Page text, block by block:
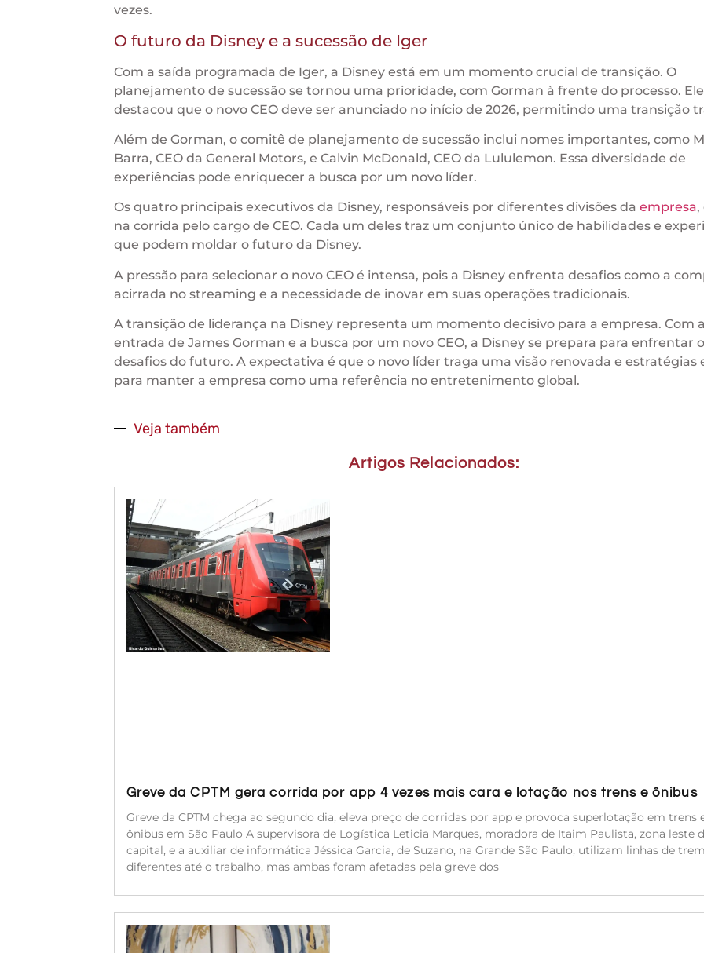
vezes.
O futuro da Disney e a sucessão de Iger
Com a saída programada de Iger, a Disney está em um momento crucial de transição. O
planejamento de sucessão se tornou uma prioridade, com Gorman à frente do processo. Ele
destacou que o novo CEO deve ser anunciado no início de 2026, permitindo uma transição
Além de Gorman, o comitê de planejamento de sucessão inclui nomes importantes, como
Barra, CEO da General Motors, e Calvin McDonald, CEO da Lululemon. Essa diversidade de
experiências pode enriquecer a busca por um novo líder.
Os quatro principais executivos da Disney, responsáveis por diferentes divisões da empresa,
na corrida pelo cargo de CEO. Cada um deles traz um conjunto único de habilidades e
que podem moldar o futuro da Disney.
A pressão para selecionar o novo CEO é intensa, pois a Disney enfrenta desafios como a
acirrada no streaming e a necessidade de inovar em suas operações tradicionais.
A transição de liderança na Disney representa um momento decisivo para a empresa. Com a
entrada de James Gorman e a busca por um novo CEO, a Disney se prepara para enfrentar
desafios do futuro. A expectativa é que o novo líder traga uma visão renovada e estratégias
para manter a empresa como uma referência no entretenimento global.
Veja também
Artigos Relacionados:
Greve da CPTM gera corrida por app 4 vezes mais cara e lotação nos trens e ônibus
Greve da CPTM chega ao segundo dia, eleva preço de corridas por app e provoca superlotação em trens
ônibus em São Paulo A supervisora de Logística Leticia Marques, moradora de Itaim Paulista, zona leste
capital, e a auxiliar de informática Jéssica Garcia, de Suzano, na Grande São Paulo, utilizam linhas de trem
diferentes até o trabalho, mas ambas foram afetadas pela greve dos